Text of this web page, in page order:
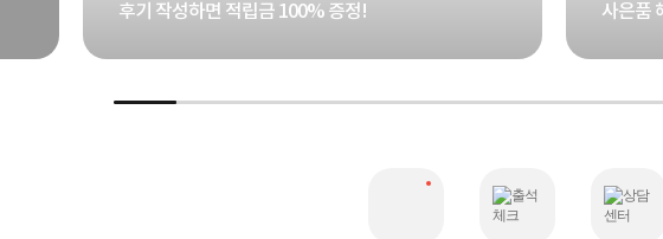
후기 작성하면 적립금 100% 증정! 사은품